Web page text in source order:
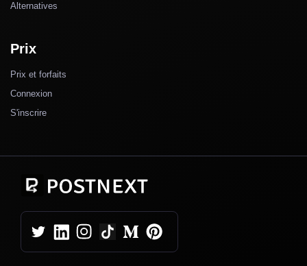
Alternatives
Prix
Prix et forfaits
Connexion
S'inscrire